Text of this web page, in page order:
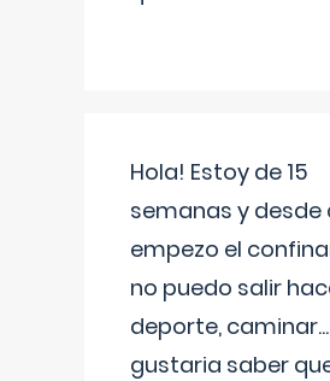
Hola! Estoy de 15
semanas y desde
empezo el
no puedo salir
deporte,
gustaria saber